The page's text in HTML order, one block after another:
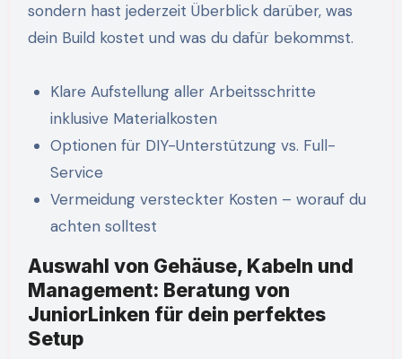
sondern hast jederzeit Überblick darüber, was
dein Build kostet und was du dafür bekommst.
Klare Aufstellung aller Arbeitsschritte
inklusive Materialkosten
Optionen für DIY-Unterstützung vs. Full-
Service
Vermeidung versteckter Kosten – worauf du
achten solltest
Auswahl von Gehäuse, Kabeln und
Management: Beratung von
JuniorLinken für dein perfektes
Setup